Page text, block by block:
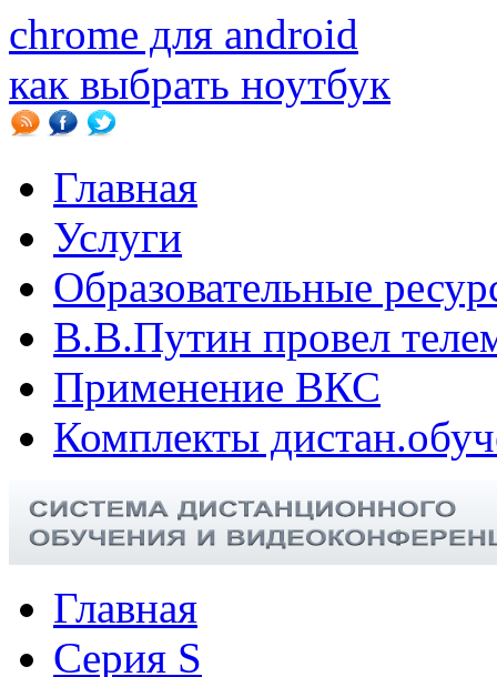
chrome для android
как выбрать ноутбук
Главная
Услуги
Образовательные
В.B.Путин провел
Применение ВКС
Комплекты
Главная
Серия S